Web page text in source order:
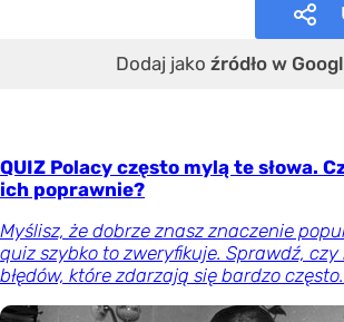
Dodaj jako źródło w
QUIZ Polacy często mylą te słowa.
ich poprawnie?
Myślisz, że dobrze znasz znaczenie
quiz szybko to zweryfikuje. Sprawdź, czy
błędów, które zdarzają się bardzo często.